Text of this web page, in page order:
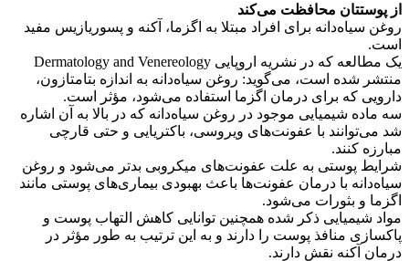
از پوستتان محافظت می‌کند
روغن سیاه‌دانه برای افراد مبتلا به اگزما، آکنه و پسوریازیس مفید
است.
یک مطالعه که در نشریه اروپایی Dermatology and Venereology
منتشر شده است، می‌گوید: روغن سیاه‌دانه به اندازه بتامتازون،
دارویی که برای درمان اگزما استفاده می‌شود، مؤثر است.
سه ماده شیمیایی موجود در روغن سیاه‌دانه که در بالا به آن اشاره
شد می‌توانند با عفونت‌های ویروسی، باکتریایی و حتی قارچی
مبارزه کنند.
شرایط پوستی به علت عفونت‌های میکروبی بدتر می‌شود و روغن
سیاه‌دانه با درمان عفونت‌ها باعث بهبودی بیماری‌های پوستی مانند
اگزما و بثورات می‌شود.
مواد شیمیایی ذکر شده همچنین توانایی کاهش التهاب پوست و
پاکسازی منافذ پوست را دارند و به این ترتیب به طور مؤثر در
درمان آکنه نقش دارند.